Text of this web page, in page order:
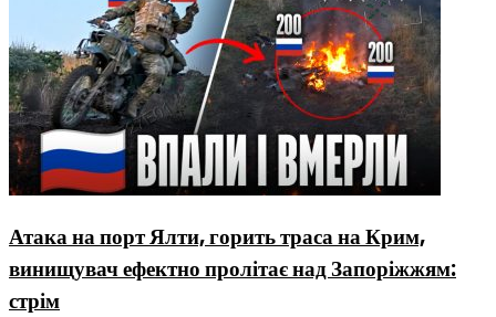
Атака на порт Ялти, горить траса на Крим,
винищувач ефектно пролітає над Запоріжжям:
стрім